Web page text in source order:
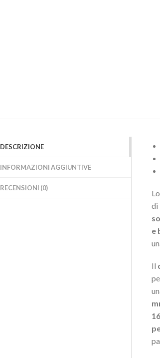
DESCRIZIONE
INFORMAZIONI AGGIUNTIVE
RECENSIONI (0)
Lo
di
e
Il